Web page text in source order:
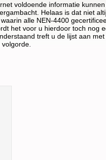
voldoende informatie
Helaas is dat niet
alle NEN-4400
het voor u hierdoor toch nog
treft u de lijst aan